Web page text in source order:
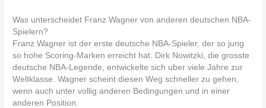
Was unterscheidet Franz Wagner von anderen deutschen NBA-
Spielern?
Franz Wagner ist der erste deutsche NBA-Spieler, der so jung
so hohe Scoring-Marken erreicht hat. Dirk Nowitzki, die grosste
deutsche NBA-Legende, entwickelte sich uber viele Jahre zur
Weltklasse. Wagner scheint diesen Weg schneller zu gehen,
wenn auch unter vollig anderen Bedingungen und in einer
anderen Position.